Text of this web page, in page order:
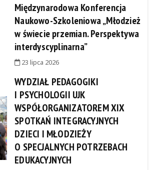
Międzynarodowa Konferencja
Naukowo-Szkoleniowa „Młodzież
w świecie przemian. Perspektywa
interdyscyplinarna”
23 lipca 2026
WYDZIAŁ PEDAGOGIKI
I PSYCHOLOGII UJK
WSPÓŁORGANIZATOREM XIX
SPOTKAŃ INTEGRACYJNYCH
DZIECI I MŁODZIEŻY
O SPECJALNYCH POTRZEBACH
EDUKACYJNYCH